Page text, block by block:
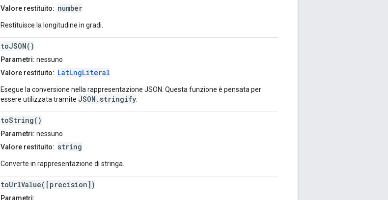
Valore restituito: number
Restituisce la longitudine in gradi.
toJSON()
Parametri: nessuno
Valore restituito: LatLngLiteral
Esegue la conversione nella rappresentazione JSON. Questa funzione è pensata per
essere utilizzata tramite JSON.stringify
toString()
Parametri: nessuno
Valore restituito: string
Converte in rappresentazione di stringa.
toUrlValue([precision])
Parametri: